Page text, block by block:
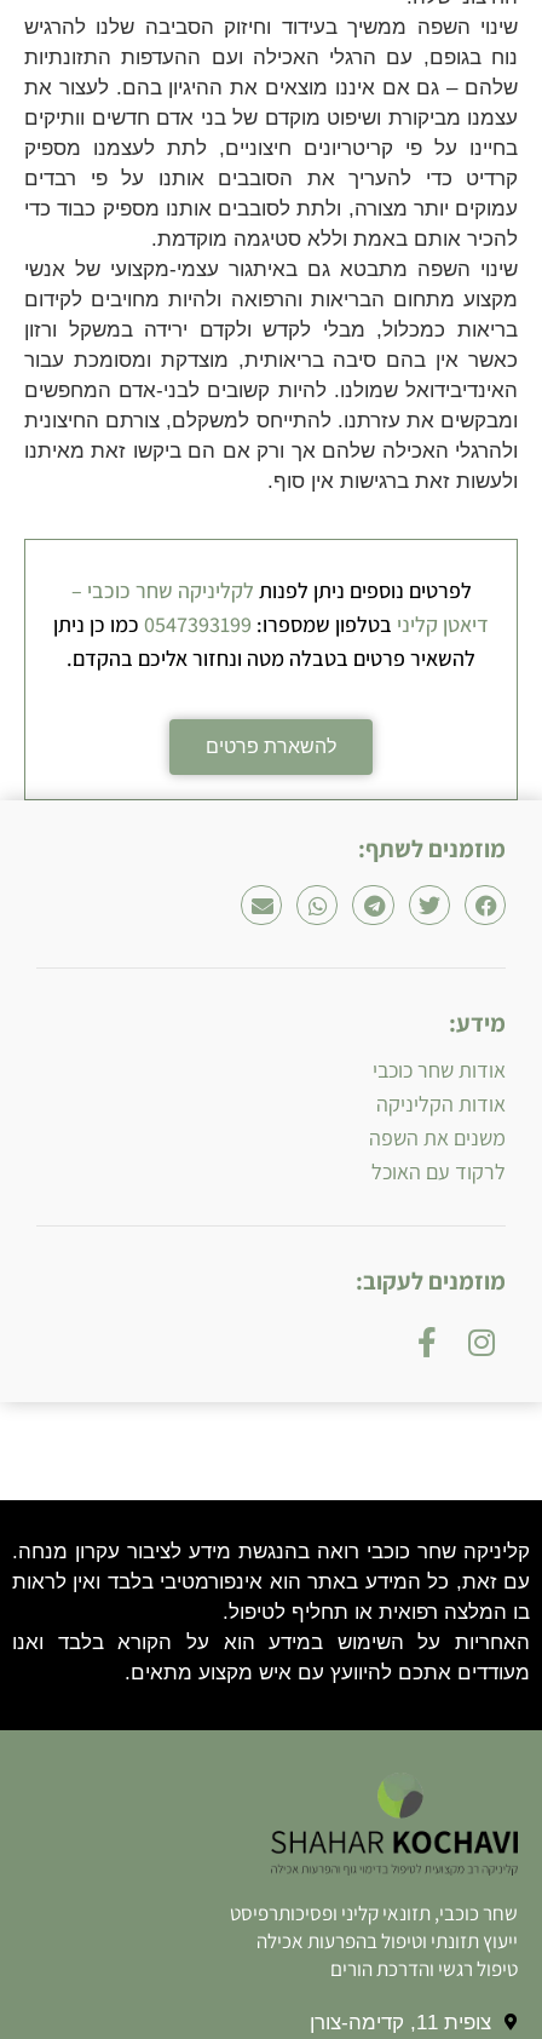
שינוי השפה ממשיך בעידוד וחיזוק הסביבה שלנו להרגיש
נוח בגופם, עם הרגלי האכילה ועם ההעדפות התזונתיות
שלהם – גם אם איננו מוצאים את ההיגיון בהם. לעצור את
עצמנו מביקורת ושיפוט מוקדם של בני אדם חדשים וותיקים
בחיינו על פי קריטריונים חיצוניים, לתת לעצמנו מספיק
קרדיט כדי להעריך את הסובבים אותנו על פי רבדים
עמוקים יותר מצורה, ולתת לסובבים אותנו מספיק כבוד כדי
להכיר אותם באמת וללא סטיגמה מוקדמת.
שינוי השפה מתבטא גם באיתגור עצמי-מקצועי של אנשי
מקצוע מתחום הבריאות והרפואה ולהיות מחויבים לקידום
בריאות כמכלול, מבלי לקדש ולקדם ירידה במשקל ורזון
כאשר אין בהם סיבה בריאותית, מוצדקת ומסומכת עבור
האינדיבידואל שמולנו. להיות קשובים לבני-אדם המחפשים
ומבקשים את עזרתנו. להתייחס למשקלם, צורתם החיצונית
ולהרגלי האכילה שלהם אך ורק אם הם ביקשו זאת מאיתנו
ולעשות זאת ברגישות אין סוף.
לפרטים נוספים ניתן לפנות לקליניקה שחר כוכבי –
דיאטן קליני בטלפון שמספרו: 0547393199 כמו כן ניתן
להשאיר פרטים בטבלה מטה ונחזור אליכם בהקדם.
להשארת פרטים
מוזמנים לשתף:
מידע:
אודות שחר כוכבי
אודות הקליניקה
משנים את השפה
לרקוד עם האוכל
מוזמנים לעקוב:
קליניקה שחר כוכבי רואה בהנגשת מידע לציבור עקרון מנחה.
עם זאת, כל המידע באתר הוא אינפורמטיבי בלבד ואין לראות
בו המלצה רפואית או תחליף לטיפול.
האחריות על השימוש במידע הוא על הקורא בלבד ואנו
מעודדים אתכם להיוועץ עם איש מקצוע מתאים.
שחר כוכבי, תזונאי קליני ופסיכותרפיסט
ייעוץ תזונתי וטיפול בהפרעות אכילה
טיפול רגשי והדרכת הורים
צופית 11, קדימה-צורן